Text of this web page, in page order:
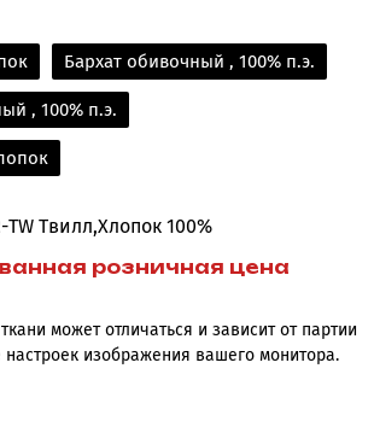
Бархат обивочный , 100% п.э.
, 100% п.э.
Твилл,Хлопок 100%
розничная цена
может отличаться и зависит от партии
настроек изображения вашего монитора.